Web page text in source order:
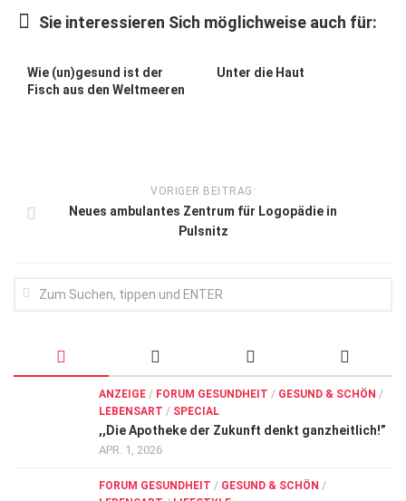
Forum Gesundheit
Kampf gegen Krebs
Sie interessieren Sich möglichweise auch für:
Wie (un)gesund ist der
Fisch aus den Weltmeeren
Unter die Haut
VORIGER BEITRAG:
Neues ambulantes Zentrum für Logopädie in
Pulsnitz
ANZEIGE / FORUM GESUNDHEIT / GESUND & SCHÖN /
LEBENSART / SPECIAL
,,Die Apotheke der Zukunft denkt ganzheitlich!”
APR. 1, 2026
FORUM GESUNDHEIT / GESUND & SCHÖN /